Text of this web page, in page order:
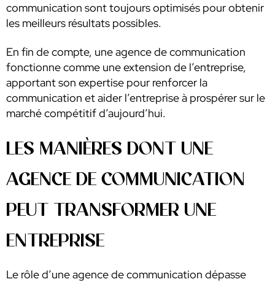
communication sont toujours optimisés pour obtenir
les meilleurs résultats possibles.
En fin de compte, une agence de communication
fonctionne comme une extension de l’entreprise,
apportant son expertise pour renforcer la
communication et aider l’entreprise à prospérer sur le
marché compétitif d’aujourd’hui.
LES MANIÈRES DONT UNE
AGENCE DE COMMUNICATION
PEUT TRANSFORMER UNE
ENTREPRISE
Le rôle d’une agence de communication dépasse